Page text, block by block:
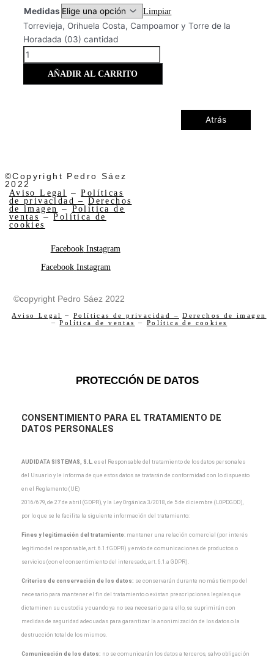
Medidas Limpiar
Torrevieja, Orihuela Costa, Campoamor y Torre de la
Horadada (03) cantidad
AÑADIR AL CARRITO
Atrás
©Copyright Pedro Sáez
2022
Aviso Legal –Políticas
de privacidad –
Derechos
de imagen – Política de
ventas –Política de
cookies
Facebook Instagram
Facebook Instagram
©copyright Pedro Sáez 2022
Aviso Legal – Políticas de privacidad –
Derechos de imagen
–Política de ventas – Política de cookies
PROTECCIÓN DE DATOS
CONSENTIMIENTO PARA EL TRATAMIENTO DE
DATOS PERSONALES
AUDIDATA SISTEMAS, S.L es el Responsable del tratamiento de los datos personales
del Usuario y le informa de que estos datos se tratarán de conformidad con lo dispuesto
en el Reglamento (UE)
2016/679, de 27 de abril (GDPR), y la Ley Orgánica 3/2018, de 5 de diciembre (LOPDGDD),
por lo que se le facilita la siguiente información del tratamiento:
Fines y legitimación del tratamiento : mantener una relación comercial (por interés
legítimo del responsable, art. 6.1.f GDPR) y envío de comunicaciones de productos o
servicios (con el consentimiento del interesado, art. 6.1.a GDPR).
Criterios de conservación de los datos: se conservarán durante no más tiempo del
necesario para mantener el fin del tratamiento o existan prescripciones legales que
dictaminen su custodia y cuando ya no sea necesario para ello, se suprimirán con
medidas de seguridad adecuadas para garantizar la anonimización de los datos o la
destrucción total de los mismos.
Comunicación de los datos: no se comunicarán los datos a terceros, salvo obligación